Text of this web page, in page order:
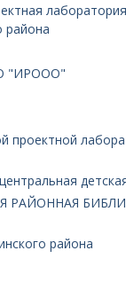
района
"ИРООО"
проектной
РАЙОННАЯ
района